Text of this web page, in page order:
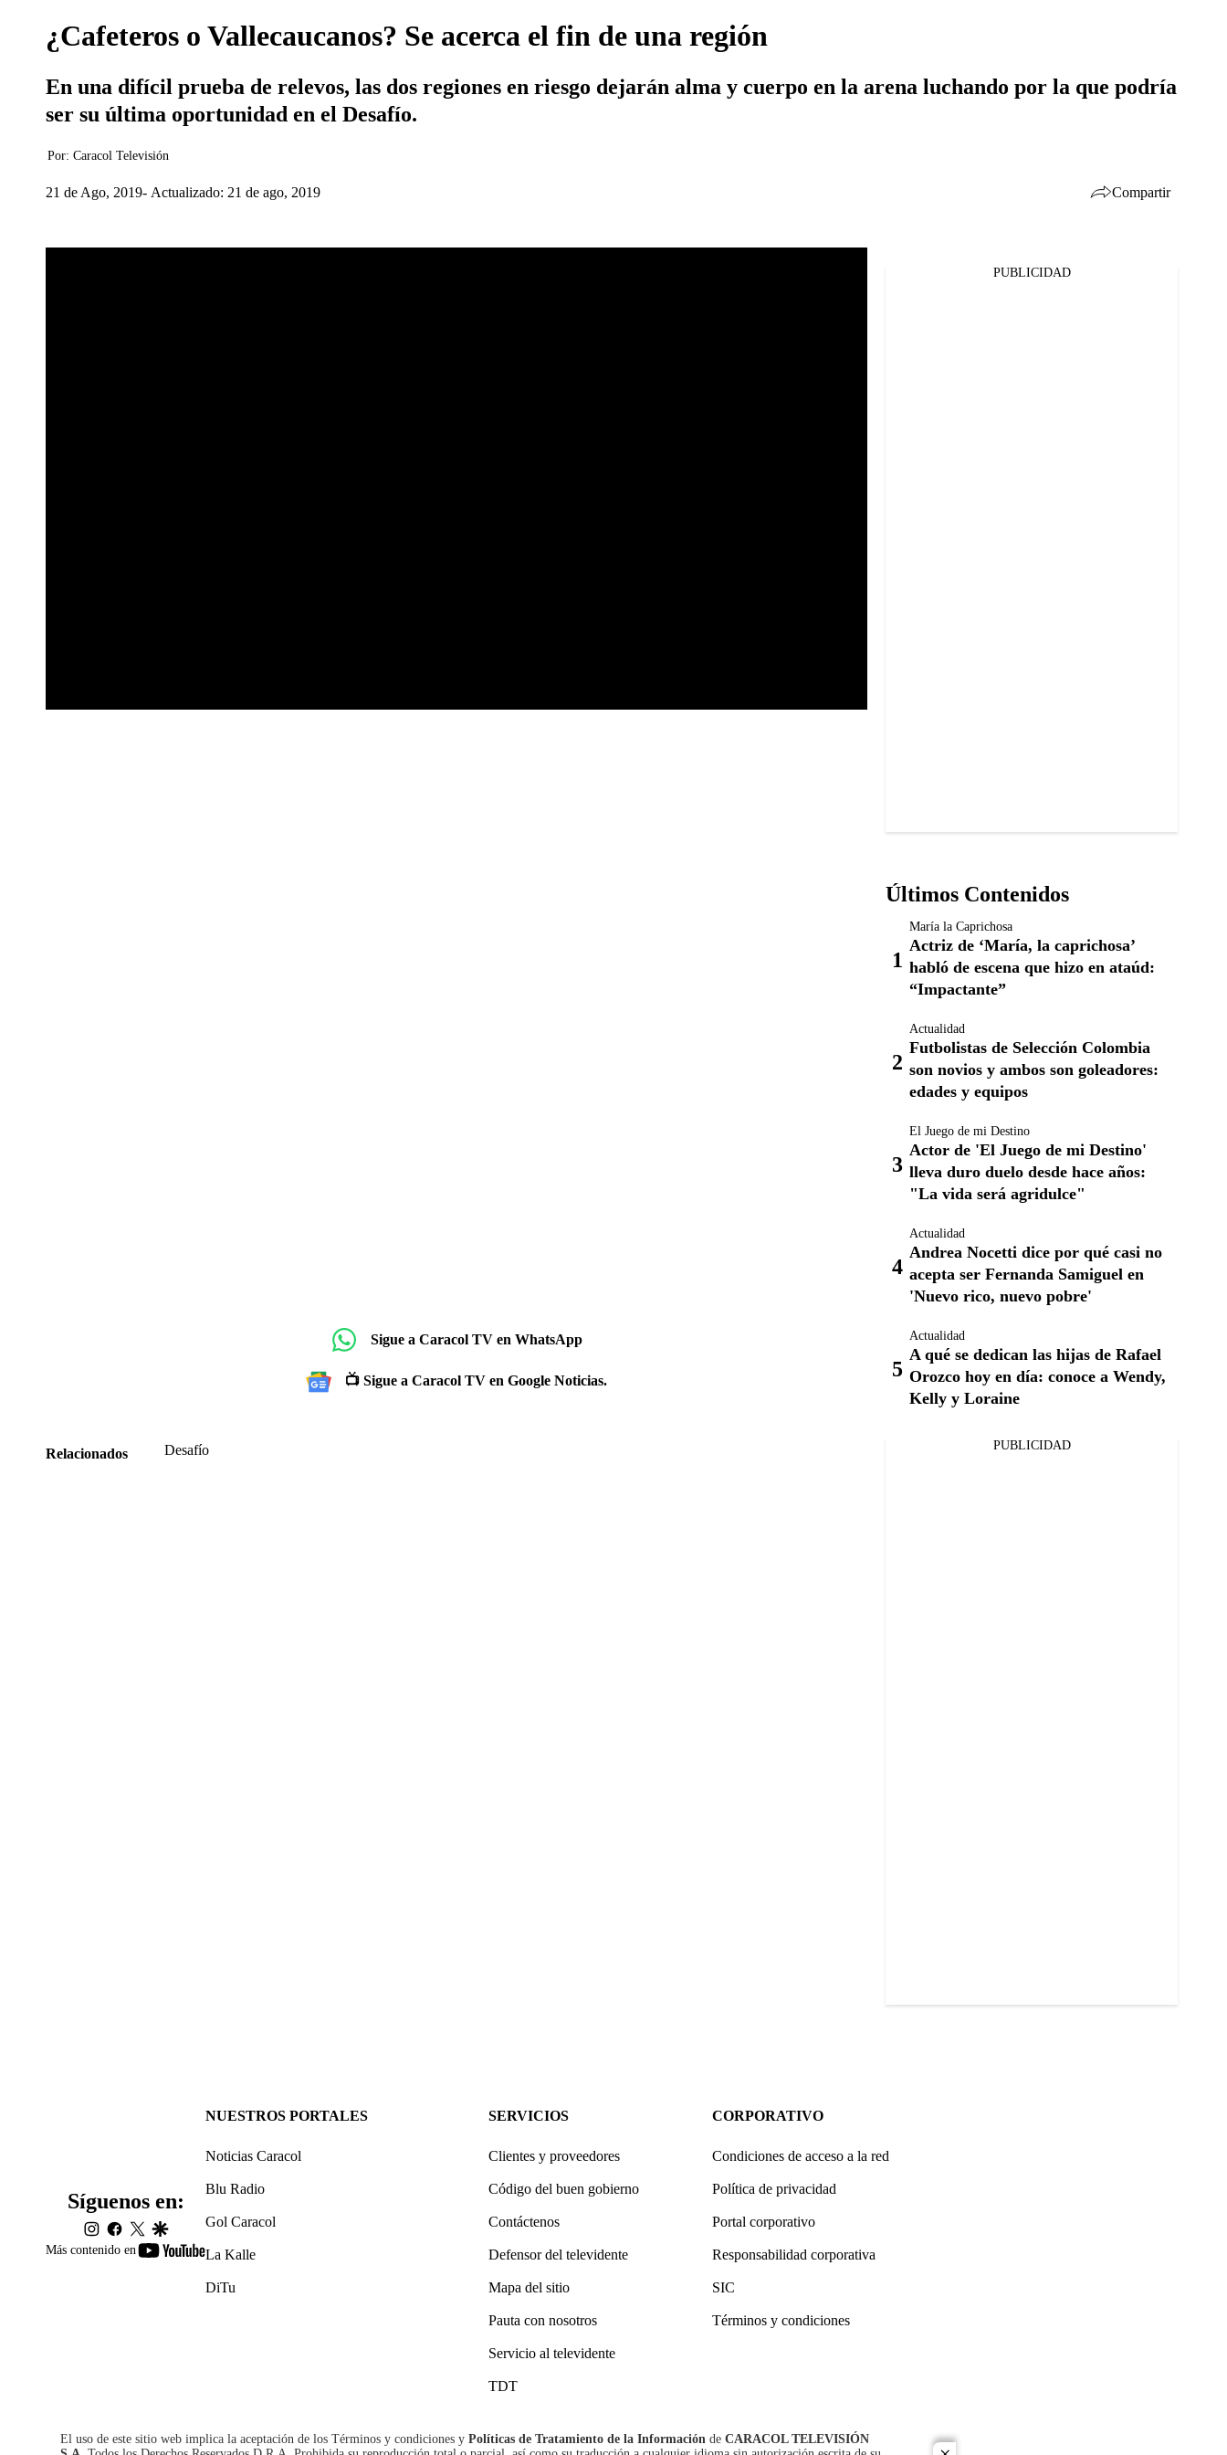
¿Cafeteros o Vallecaucanos? Se acerca el fin de una región
En una difícil prueba de relevos, las dos regiones en riesgo dejarán alma y cuerpo en la arena luchando por la que podría
ser su última oportunidad en el Desafío.
Por: Caracol Televisión
21 de Ago, 2019 Actualizado: 21 de ago, 2019 Compartir
Sigue a Caracol TV en WhatsApp
📺 Sigue a Caracol TV en Google Noticias.
Relacionados Desafío
PUBLICIDAD
Últimos Contenidos
María la Caprichosa
Actriz de ‘María, la caprichosa’
habló de escena que hizo en ataúd:
“Impactante”
Actualidad
Futbolistas de Selección Colombia
son novios y ambos son goleadores:
edades y equipos
El Juego de mi Destino
Actor de 'El Juego de mi Destino'
lleva duro duelo desde hace años:
"La vida será agridulce"
Actualidad
Andrea Nocetti dice por qué casi no
acepta ser Fernanda Samiguel en
'Nuevo rico, nuevo pobre'
Actualidad
A qué se dedican las hijas de Rafael
Orozco hoy en día: conoce a Wendy,
Kelly y Loraine
PUBLICIDAD
Más contenido en
youtube-
Síguenos en:
instagram
facebook
twittergoogle
NUESTROS PORTALES
Noticias Caracol
Blu Radio
Gol Caracol
La Kalle
DiTu
SERVICIOS
Clientes y proveedores
Código del buen gobierno
Contáctenos
Defensor del televidente
Mapa del sitio
Pauta con nosotros
Servicio al televidente
TDT
CORPORATIVO
Condiciones de acceso a la red
Política de privacidad
Portal corporativo
Responsabilidad corporativa
SIC
Términos y condiciones
El uso de este sitio web implica la aceptación de los Términos y condiciones y Políticas de Tratamiento de la Información de CARACOL TELEVISIÓN